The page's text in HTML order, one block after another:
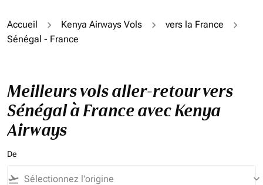
Accueil Kenya Airways Vols
vers la France
Sénégal - France
Meilleurs vols aller-retour vers
Sénégal à France avec Kenya
Airways
De
flight_takeoff keyboard_arrow_down